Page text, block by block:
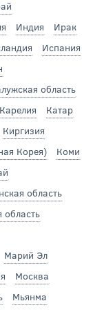
Индия
Ирак
Испания
область
Карелия
Катар
Киргизия
Корея)
Коми
область
область
Марий Эл
Москва
Мьянма